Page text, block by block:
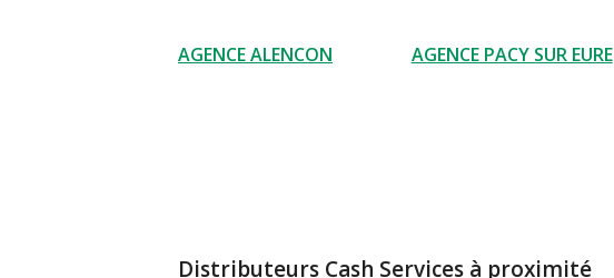
AGENCE ALENCON AGENCE PACY SUR EURE
Distributeurs Cash Services à proximité